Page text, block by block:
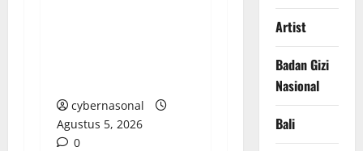
cybernasonal
Agustus 5, 2026
0
Artist
Badan Gizi
Nasional
Bali